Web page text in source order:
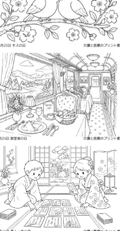
2026-05-9
2026-05-11
2026-05-12